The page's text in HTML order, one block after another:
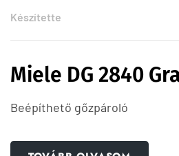
Készítette
Miele DG 2840
Beépíthető gőzpároló